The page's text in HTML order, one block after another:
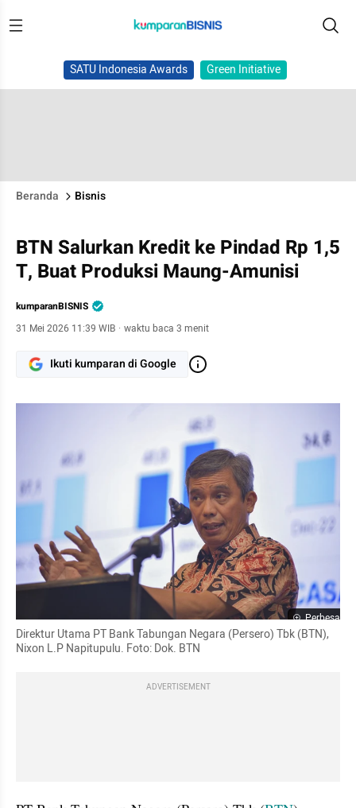
SATU Indonesia Awards Green Initiative
Beranda Bisnis
BTN Salurkan Kredit ke Pindad Rp 1,5
T, Buat Produksi Maung-Amunisi
kumparanBISNIS
31 Mei 2026 11:39 WIB · waktu baca 3 menit
Ikuti kumparan di Google
Perbesar
Direktur Utama PT Bank Tabungan Negara (Persero) Tbk (BTN),
Nixon L.P Napitupulu. Foto: Dok. BTN
ADVERTISEMENT